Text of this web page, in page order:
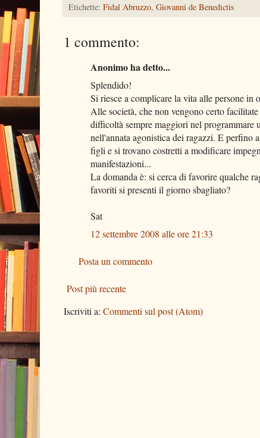
Etichette: Fidal Abruzzo, Giovanni de Benedictis
1 commento:
Anonimo ha detto...
Splendido!
Si riesce a complicare la vita alle persone in
Alle società, che non vengono certo
difficoltà sempre maggiori nel programmare
nell'annata agonistica dei ragazzi. E perfino
figli e si trovano costretti a modificare
manifestazioni...
La domanda è: si cerca di favorire qualche
favoriti si presenti il giorno sbagliato?
Sat
12 settembre 2008 alle ore 21:33
Posta un commento
Post più recente
Iscriviti a: Commenti sul post (Atom)